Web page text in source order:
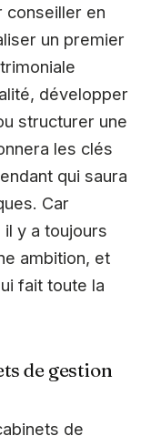
conseiller en
un premier
développer
structurer une
les clés
qui saura
Car
y a toujours
ambition, et
fait toute la
de gestion
de